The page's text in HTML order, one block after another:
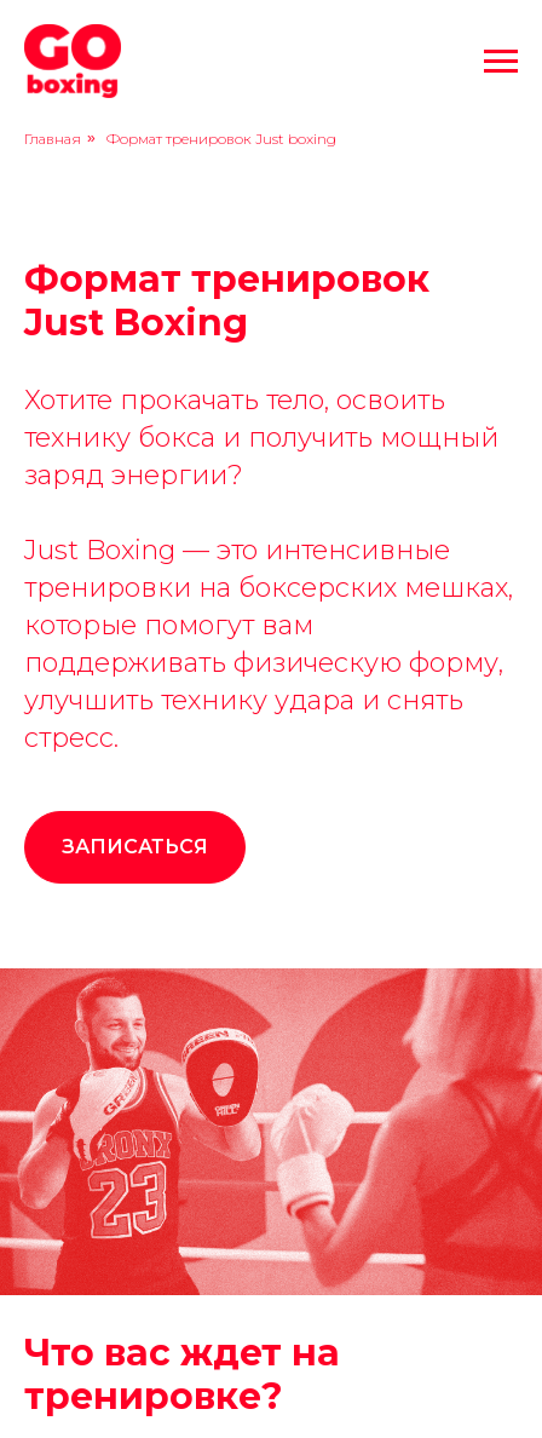
Главная » Формат тренировок Just boxing
Формат тренировок
Just Boxing
Хотите прокачать тело, освоить
технику бокса и получить мощный
заряд энергии?
Just Boxing — это интенсивные
тренировки на боксерских мешках,
которые помогут вам
поддерживать физическую форму,
улучшить технику удара и снять
стресс.
ЗАПИСАТЬСЯ
Что вас ждет на
тренировке?